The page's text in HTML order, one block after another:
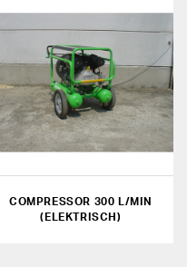
COMPRESSOR 300 L/MIN
(ELEKTRISCH)